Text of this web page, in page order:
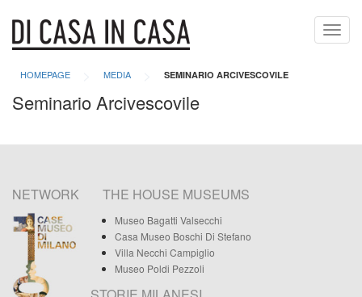
HOMEPAGE MEDIA SEMINARIO ARCIVESCOVILE
Seminario Arcivescovile
NETWORK THE HOUSE MUSEUMS
Museo Bagatti Valsecchi
Casa Museo Boschi Di Stefano
Villa Necchi Campiglio
Museo Poldi Pezzoli